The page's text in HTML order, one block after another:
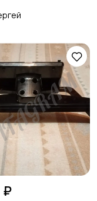
₽